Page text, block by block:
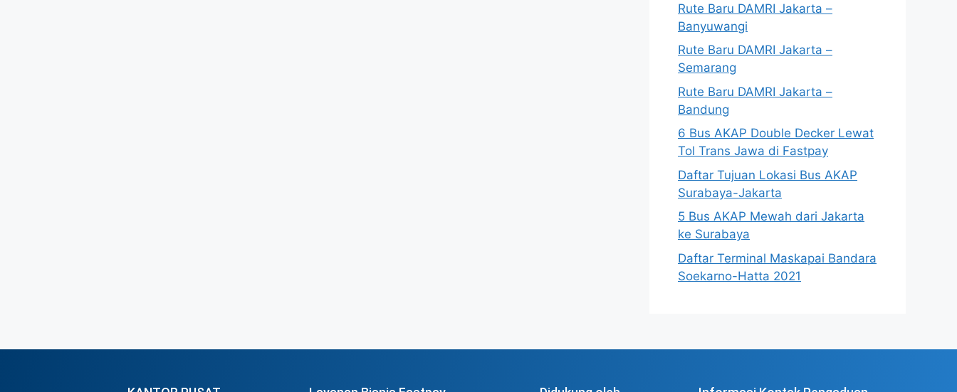
Rute Baru DAMRI Jakarta –
Banyuwangi
Rute Baru DAMRI Jakarta –
Semarang
Rute Baru DAMRI Jakarta –
Bandung
6 Bus AKAP Double Decker Lewat
Tol Trans Jawa di Fastpay
Daftar Tujuan Lokasi Bus AKAP
Surabaya-Jakarta
5 Bus AKAP Mewah dari Jakarta
ke Surabaya
Daftar Terminal Maskapai Bandara
Soekarno-Hatta 2021